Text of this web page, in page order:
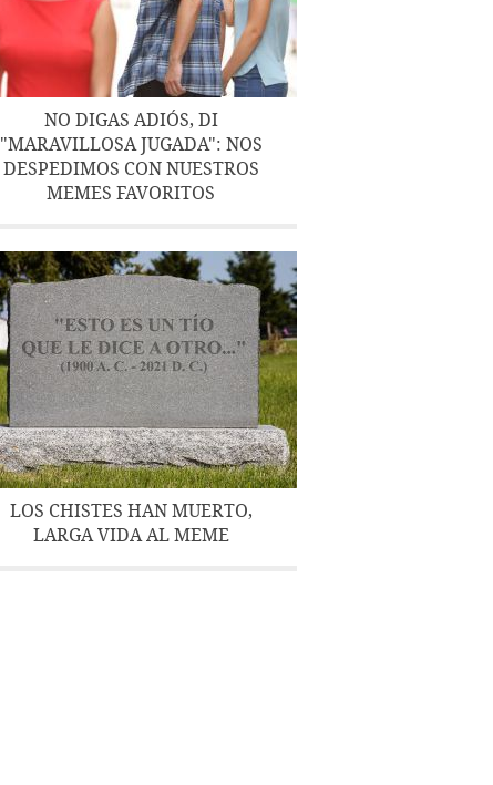
NO DIGAS ADIÓS, DI
"MARAVILLOSA JUGADA": NOS
DESPEDIMOS CON NUESTROS
MEMES FAVORITOS
LOS CHISTES HAN MUERTO,
LARGA VIDA AL MEME